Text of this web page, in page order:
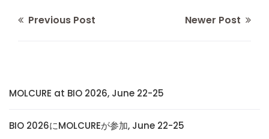
Previous Post Newer Post
MOLCURE at BIO 2026, June 22-25
BIO 2026にMOLCUREが参加, June 22-25